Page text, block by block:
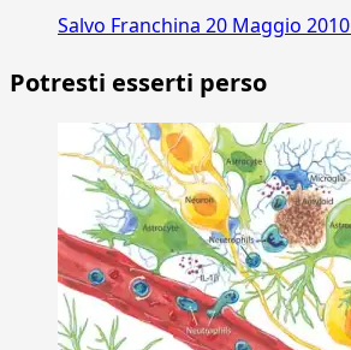
Salvo Franchina 20 Maggio 2010
Potresti esserti perso